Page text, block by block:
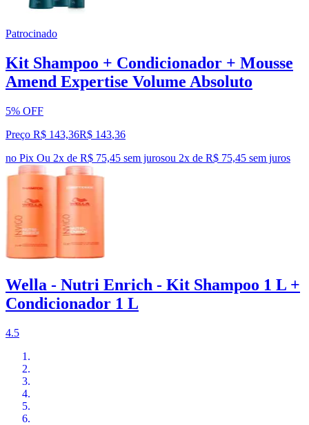
Patrocinado
Kit Shampoo + Condicionador + Mousse
Amend Expertise Volume Absoluto
5% OFF
Preço R$ 143,36R$ 143,36
no Pix Ou 2x de R$ 75,45 sem jurosou 2x de R$ 75,45 sem juros
Wella - Nutri Enrich - Kit Shampoo 1 L +
Condicionador 1 L
4.5